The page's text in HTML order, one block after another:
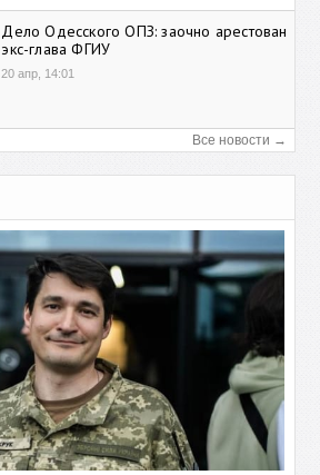
Дело Одесского ОПЗ: заочно арестован
экс-глава ФГИУ
20 апр, 14:01
Все новости →